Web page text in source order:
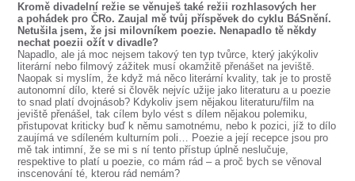
Kromě divadelní režie se věnuješ také režii rozhlasových her
a pohádek pro ČRo. Zaujal mě tvůj příspěvek do cyklu BáSnění.
Netušila jsem, že jsi milovníkem poezie. Nenapadlo tě někdy
nechat poezii ožít v divadle?
Napadlo, ale já moc nejsem takový ten typ tvůrce, který jakýkoliv
literární nebo filmový zážitek musí okamžitě přenášet na jeviště.
Naopak si myslím, že když má něco literární kvality, tak je to prostě
autonomní dílo, které si člověk nejvíc užije jako literaturu a u poezie
to snad platí dvojnásob? Kdykoliv jsem nějakou literaturu/film na
jeviště přenášel, tak cílem bylo vést s dílem nějakou polemiku,
přistupovat kriticky buď k němu samotnému, nebo k pozici, jíž to dílo
zaujímá ve sdíleném kulturním poli… Poezie a její recepce jsou pro
mě tak intimní, že se mi s ní tento přístup úplně neslučuje,
respektive to platí u poezie, co mám rád – a proč bych se věnoval
inscenování té, kterou rád nemám?